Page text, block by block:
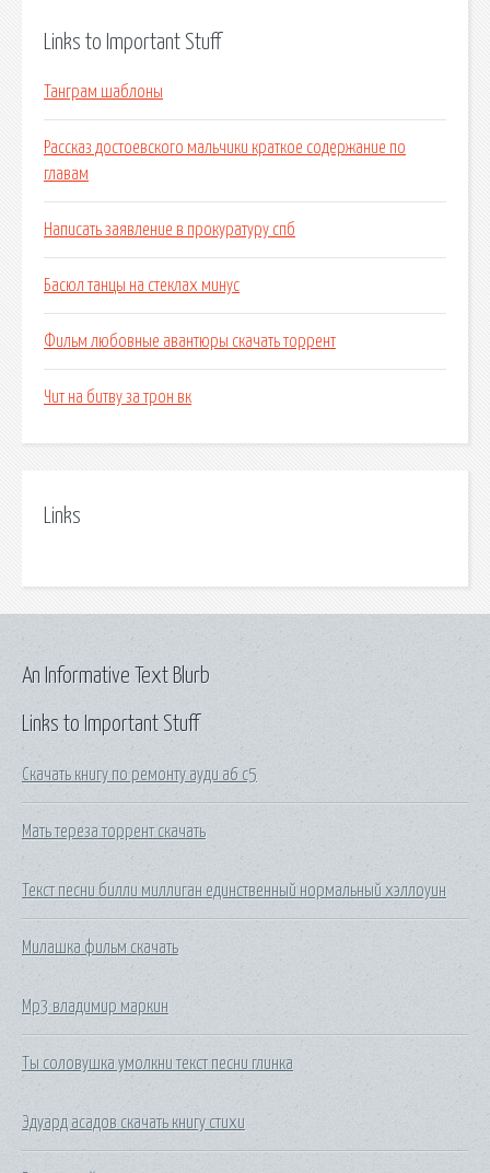
Links to Important Stuff
Танграм шаблоны
Рассказ достоевского мальчики краткое содержание по
главам
Написать заявление в прокуратуру спб
Басюл танцы на стеклах минус
Фильм любовные авантюры скачать торрент
Чит на битву за трон вк
Links
Links to Important Stuff
Скачать книгу по ремонту ауди а6 с5
Мать тереза торрент скачать
Текст песни билли миллиган единственный нормальный хэллоуин
Милашка фильм скачать
Mp3 владимир маркин
Ты соловушка умолкни текст песни глинка
Эдуард асадов скачать книгу стихи
An Informative Text Blurb